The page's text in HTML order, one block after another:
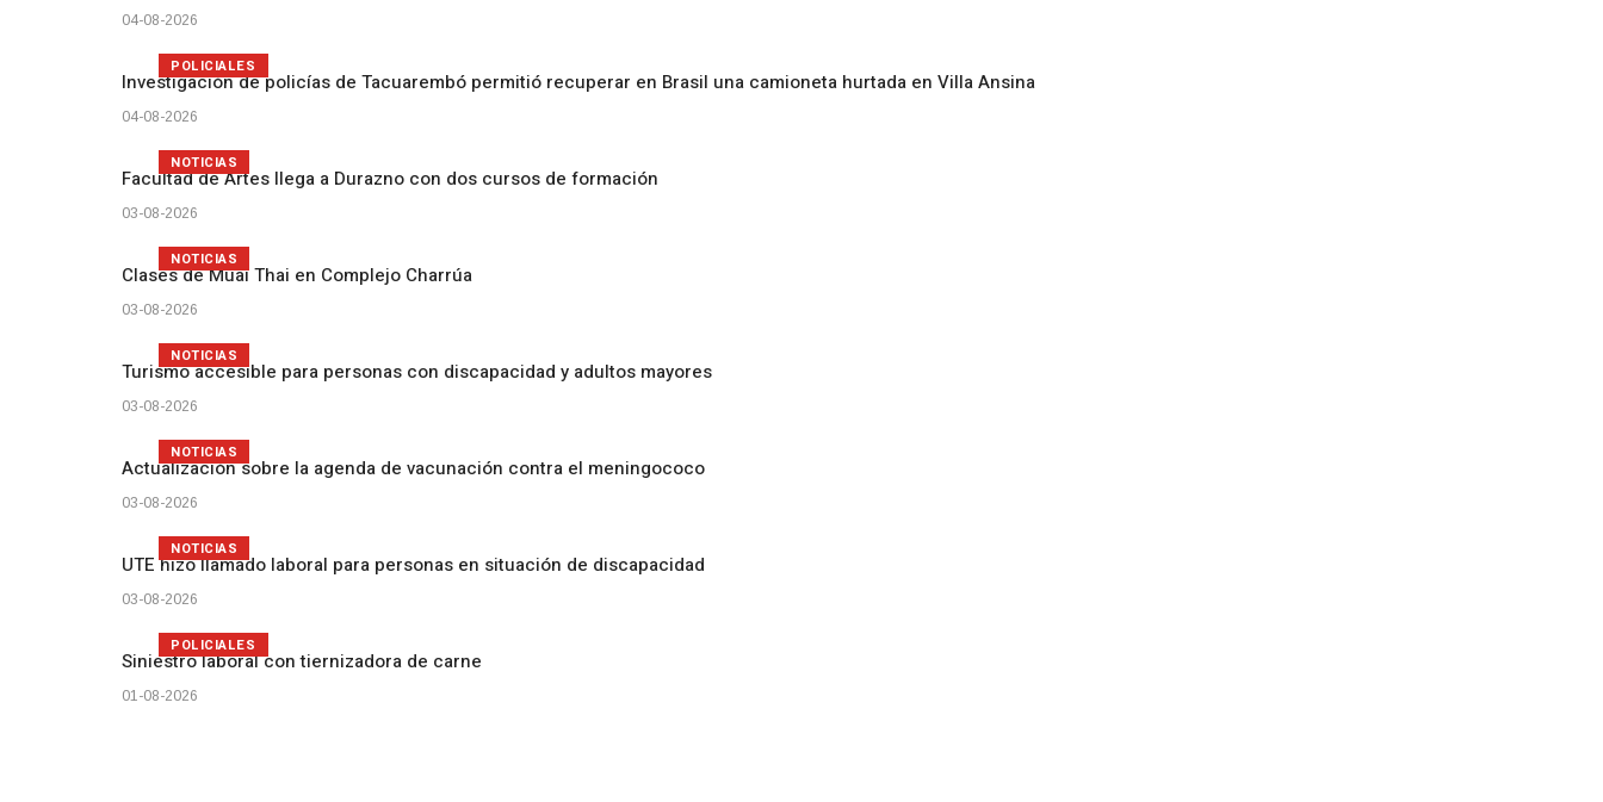
04-08-2026
Investigación de policías de Tacuarembó permitió recuperar en Brasil una camioneta hurtada en Villa Ansina
04-08-2026
POLICIALES
Facultad de Artes llega a Durazno con dos cursos de formación
03-08-2026
NOTICIAS
Clases de Muai Thai en Complejo Charrúa
03-08-2026
NOTICIAS
Turismo accesible para personas con discapacidad y adultos mayores
03-08-2026
NOTICIAS
Actualización sobre la agenda de vacunación contra el meningococo
03-08-2026
NOTICIAS
UTE hizo llamado laboral para personas en situación de discapacidad
03-08-2026
NOTICIAS
Siniestro laboral con tiernizadora de carne
01-08-2026
POLICIALES